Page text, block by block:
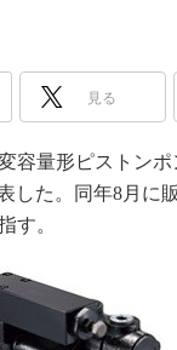
日本も
産業オー
見る
容量形ピストン
した。同年8月に
す。